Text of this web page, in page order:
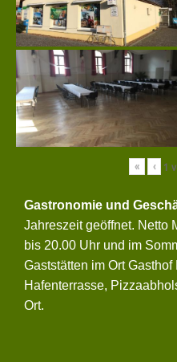
« ‹ 1
Gastronomie und
Jahreszeit geöffnet. Netto
bis 20.00 Uhr und im
Gaststätten im Ort
Hafenterrasse,
Ort.